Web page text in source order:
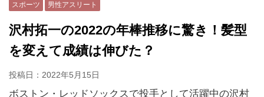
スポーツ 男性アスリート
沢村拓一の2022の年棒推移に驚き！髪型
を変えて成績は伸びた？
投稿日： 2022年5月15日
ボストン・レッドソックスで投手として活躍中の沢村